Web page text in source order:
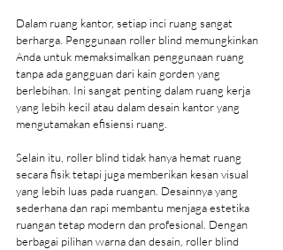
Dalam ruang kantor, setiap inci ruang sangat
berharga. Penggunaan roller blind memungkinkan
Anda untuk memaksimalkan penggunaan ruang
tanpa ada gangguan dari kain gorden yang
berlebihan. Ini sangat penting dalam ruang kerja
yang lebih kecil atau dalam desain kantor yang
mengutamakan efisiensi ruang.
Selain itu, roller blind tidak hanya hemat ruang
secara fisik tetapi juga memberikan kesan visual
yang lebih luas pada ruangan. Desainnya yang
sederhana dan rapi membantu menjaga estetika
ruangan tetap modern dan profesional. Dengan
berbagai pilihan warna dan desain, roller blind